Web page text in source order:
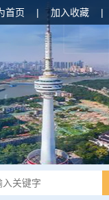
首页 | 加入收藏 |